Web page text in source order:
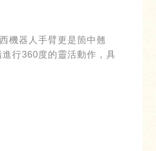
機器人手臂更是箇中翹
行360度的靈活動作，具